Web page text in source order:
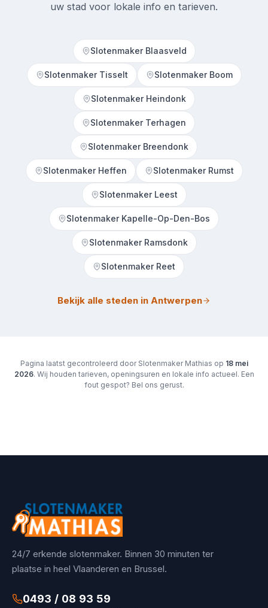
uw stad voor lokale info en tarieven.
Slotenmaker Blaasveld
Slotenmaker Tisselt Slotenmaker Boom
Slotenmaker Heindonk
Slotenmaker Terhagen
Slotenmaker Breendonk
Slotenmaker Heffen Slotenmaker Rumst
Slotenmaker Leest
Slotenmaker Kapelle-Op-Den-Bos
Slotenmaker Ramsdonk
Slotenmaker Reet
Bekijk alle steden in Antwerpen
Pagina laatst gecontroleerd door Slotenmaker Mathias op 18 mei
2026. Wij houden tarieven, openingsuren en lokale info actueel. Een
fout gespot? Bel ons gerust.
24/7 erkende slotenmaker. Binnen 30 minuten ter
plaatse in heel Vlaanderen en Brussel.
0493 / 08 93 59